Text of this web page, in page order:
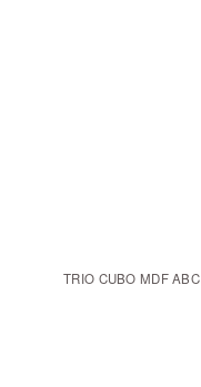
TRIO CUBO MDF ABC